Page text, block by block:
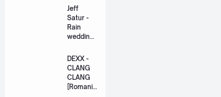
US The
Series
[Romaniz
ation
Jeff
Satur -
Rain
wedding
วิวาห์)
Ost. The
Paradise
of Thorns
[Romaniz
DEXX -
CLANG
CLANG
[Romaniz